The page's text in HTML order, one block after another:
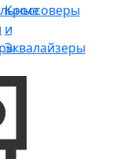
Кроссоверы
и
Эквалайзеры